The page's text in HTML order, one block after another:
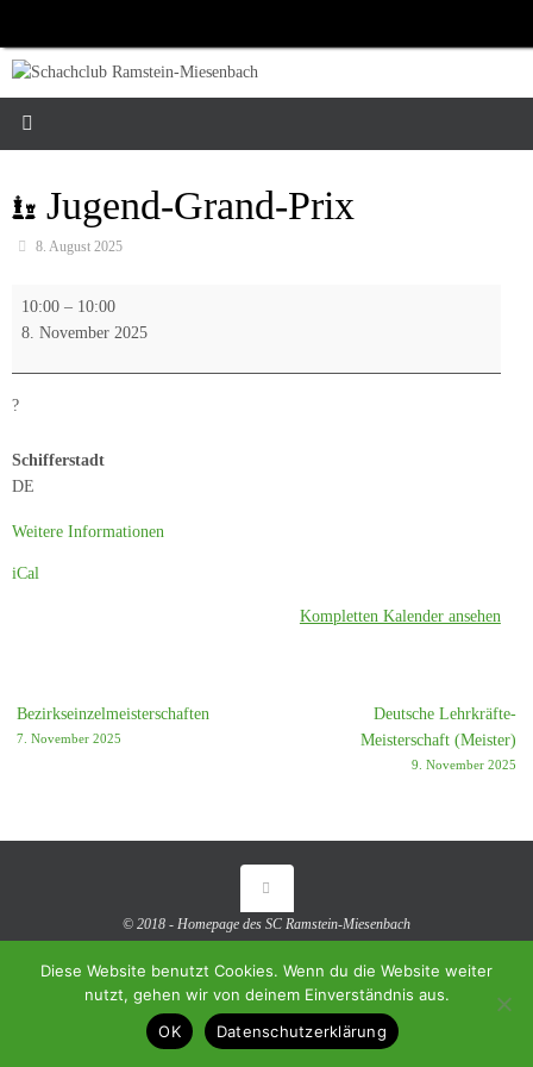
springen
Jugend-Grand-Prix
8. August 2025
Jugend-
Grand-
10:00 – 10:00
8. November 2025
?
Schifferstadt
DE
Weitere Informationen
iCal
Kompletten Kalender ansehen
Bezirkseinzelmeisterschaften
7. November 2025
Deutsche Lehrkräfte-
Meisterschaft (Meister)
9. November 2025
© 2018 - Homepage des SC Ramstein-Miesenbach
Präsentiert von Tempera& WordPress.
Diese Website benutzt Cookies. Wenn du die Website weiter
nutzt, gehen wir von deinem Einverständnis aus.
OK
Datenschutzerklärung